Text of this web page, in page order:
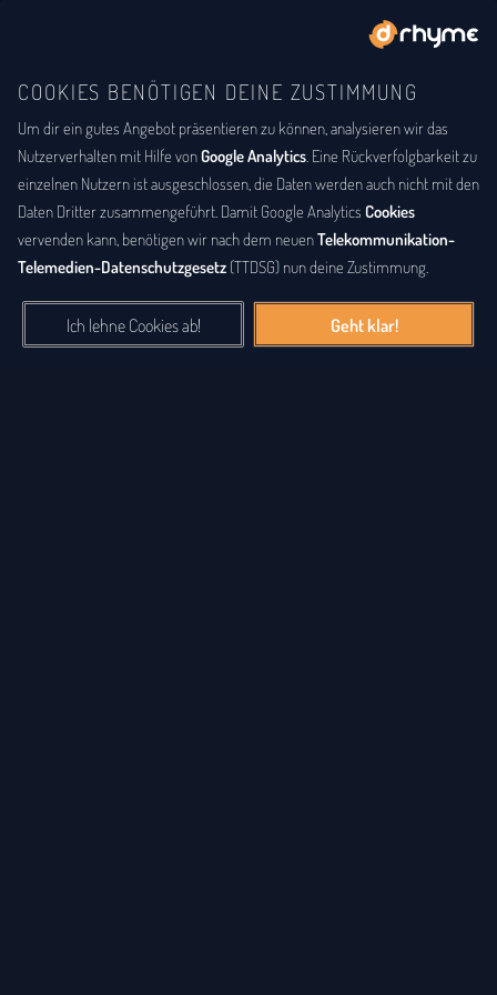
COOKIES BENÖTIGEN DEINE ZUSTIMMUNG
Um dir ein gutes Angebot präsentieren zu können, analysieren wir das
Nutzerverhalten mit Hilfe vonGoogle Analytics. Eine Rückverfolgbarkeit zu
einzelnen Nutzern ist ausgeschlossen, die Daten werden auch nicht mit den
Daten Dritter zusammengeführt. Damit Google Analytics Cookies
vervenden kann, benötigen wir nach dem neuenTelekommunikation-
Telemedien-Datenschutzgesetz (TTDSG) nun deine Zustimmung.
Ich lehne Cookies ab! Geht klar!
BUCHSTABENTAUSCH ANAGRAMM
Anagramm-Lexikon
DasAnagrammlexikonbietet eine alphabetische Auflistung aller
Wörter, zu denen Anagramme existieren. EinAnagrammist eine
Buchstabenfolge, die durch Vertauschung der Buchstaben einer
Wörter und auch ganze Sätze sein. Bei diesem Lexikon hingegen
geht es einzig um real existierende, einzelne Wörter, die durch